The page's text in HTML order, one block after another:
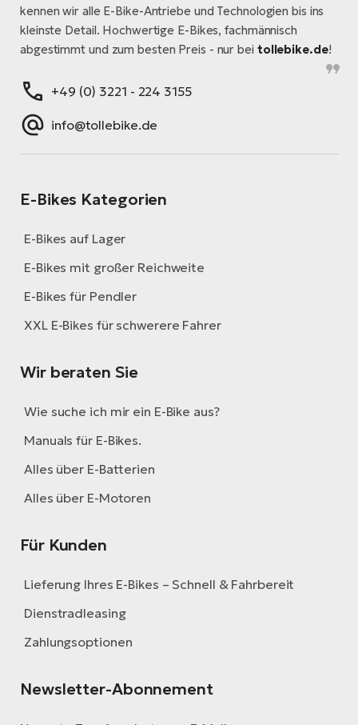
kennen wir alle E-Bike-Antriebe und Technologien bis ins
kleinste Detail. Hochwertige E-Bikes, fachmännisch
abgestimmt und zum besten Preis - nur bei tollebike.de!
+49 (0) 3221 - 224 3155
info@tollebike.de
E-Bikes Kategorien
E-Bikes auf Lager
E-Bikes mit großer Reichweite
E-Bikes für Pendler
XXL E-Bikes für schwerere Fahrer
Wir beraten Sie
Wie suche ich mir ein E-Bike aus?
Manuals für E-Bikes.
Alles über E-Batterien
Alles über E-Motoren
Für Kunden
Lieferung Ihres E-Bikes – Schnell & Fahrbereit
Dienstradleasing
Zahlungsoptionen
Newsletter-Abonnement